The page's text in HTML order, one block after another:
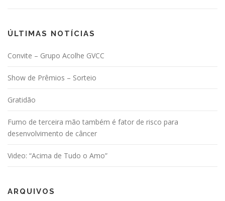
ÚLTIMAS NOTÍCIAS
Convite – Grupo Acolhe GVCC
Show de Prêmios – Sorteio
Gratidão
Fumo de terceira mão também é fator de risco para
desenvolvimento de câncer
Video: “Acima de Tudo o Amo”
ARQUIVOS